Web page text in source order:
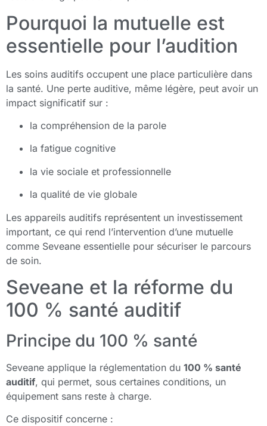
Pourquoi la mutuelle est
essentielle pour l’audition
Les soins auditifs occupent une place particulière dans
la santé. Une perte auditive, même légère, peut avoir un
impact significatif sur :
la compréhension de la parole
la fatigue cognitive
la vie sociale et professionnelle
la qualité de vie globale
Les appareils auditifs représentent un investissement
important, ce qui rend l’intervention d’une mutuelle
comme Seveane essentielle pour sécuriser le parcours
de soin.
Seveane et la réforme du
100 % santé auditif
Principe du 100 % santé
Seveane applique la réglementation du 100 % santé
auditif, qui permet, sous certaines conditions, un
équipement sans reste à charge.
Ce dispositif concerne :